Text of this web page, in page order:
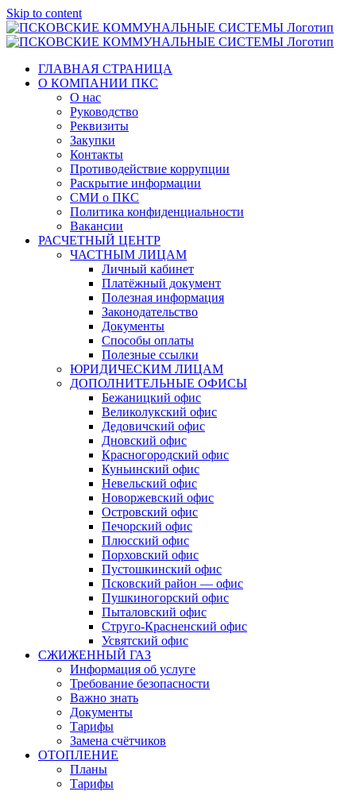
Skip to content
ГЛАВНАЯ СТРАНИЦА
О КОМПАНИИ ПКС
О нас
Руководство
Реквизиты
Закупки
Контакты
Противодействие коррупции
Раскрытие информации
СМИ о ПКС
Политика конфиденциальности
Вакансии
РАСЧЕТНЫЙ ЦЕНТР
ЧАСТНЫМ ЛИЦАМ
Личный кабинет
Платёжный документ
Полезная информация
Законодательство
Документы
Способы оплаты
Полезные ссылки
ЮРИДИЧЕСКИМ ЛИЦАМ
ДОПОЛНИТЕЛЬНЫЕ ОФИСЫ
Бежаницкий офис
Великолукский офис
Дедовичский офис
Дновский офис
Красногородский офис
Куньинский офис
Невельский офис
Новоржевский офис
Островский офис
Печорский офис
Плюсский офис
Порховский офис
Пустошкинский офис
Псковский район — офис
Пушкиногорский офис
Пыталовский офис
Струго-Красненский офис
Усвятский офис
СЖИЖЕННЫЙ ГАЗ
Информация об услуге
Требование безопасности
Важно знать
Документы
Тарифы
Замена счётчиков
ОТОПЛЕНИЕ
Планы
Тарифы